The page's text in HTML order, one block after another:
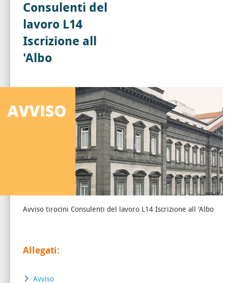
Consulenti del
lavoro L14
Iscrizione all
'Albo
Avviso tirocini Consulenti del lavoro L14 Iscrizione all 'Albo
Allegati:
Avviso